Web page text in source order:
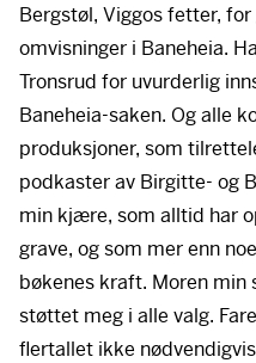
Bergstøl, Viggos fetter,
omvisninger i Baneheia.
Tronsrud for uvurderlig
Baneheia-saken. Og alle
produksjoner, som
podkaster av Birgitte- og
min kjære, som alltid har
grave, og som mer enn
bøkenes kraft. Moren
støttet meg i alle valg.
flertallet ikke